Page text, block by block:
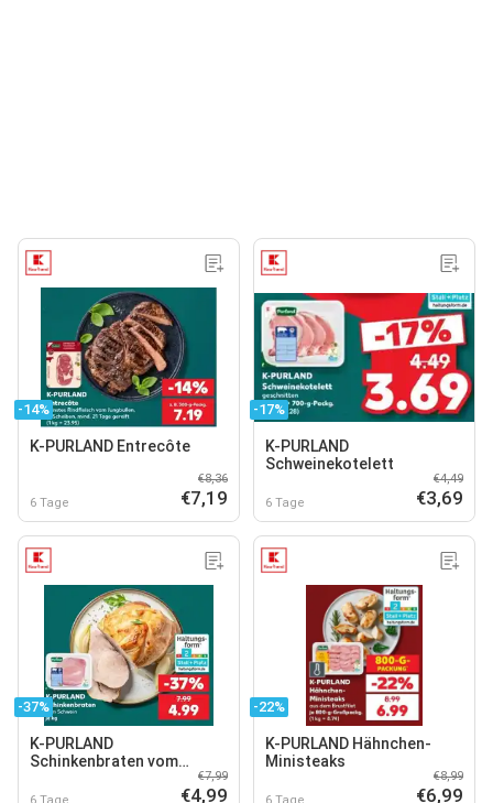
-14%
K-PURLAND Entrecôte
6 Tage
€8,36
€7,19
-17%
K-PURLAND
Schweinekotelett
6 Tage
€4,49
€3,69
-37%
K-PURLAND
Schinkenbraten vom
6 Tage
€7,99
€4,99
-22%
K-PURLAND Hähnchen-
Ministeaks
6 Tage
€8,99
€6,99